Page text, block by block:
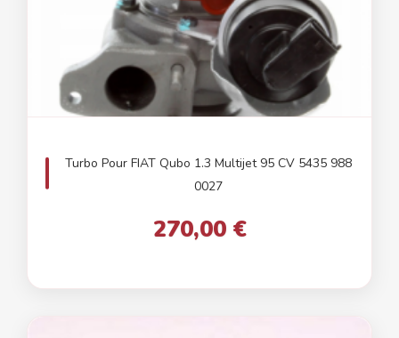
Turbo Pour FIAT Qubo 1.3 Multijet 95 CV 5435 988
0027
270,00 €